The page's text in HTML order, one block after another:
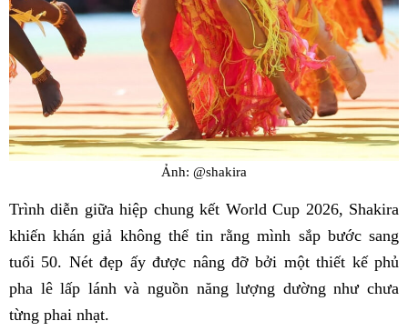
Ảnh: @shakira
Trình diễn giữa hiệp chung kết World Cup 2026, Shakira
khiến khán giả không thể tin rằng mình sắp bước sang
tuổi 50. Nét đẹp ấy được nâng đỡ bởi một thiết kế phủ
pha lê lấp lánh và nguồn năng lượng dường như chưa
từng phai nhạt.